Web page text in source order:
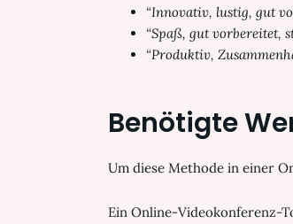
“Innovativ, lustig, gut
“Spaß, gut vorbereitet,
“Produktiv,
Benötigte
Um diese Methode in einer
Ein Online-Videokonferenz-